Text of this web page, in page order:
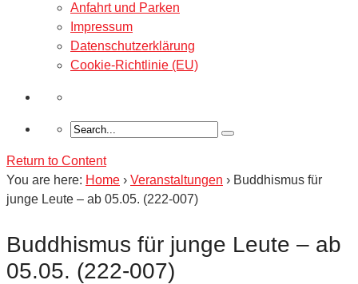
Anfahrt und Parken
Impressum
Datenschutzerklärung
Cookie-Richtlinie (EU)
Return to Content
You are here: Home › Veranstaltungen › Buddhismus für
junge Leute – ab 05.05. (222-007)
Buddhismus für junge Leute – ab
05.05. (222-007)